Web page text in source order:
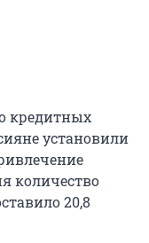
кредитных
установили
количество
20,8